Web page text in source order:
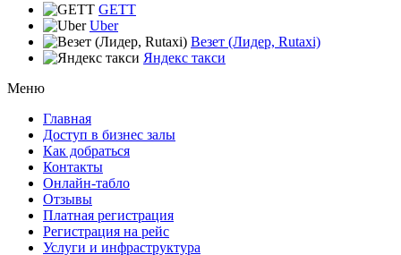
GETT
Uber
Везет (Лидер, Rutaxi)
Яндекс такси
Меню
Главная
Доступ в бизнес залы
Как добраться
Контакты
Онлайн-табло
Отзывы
Платная регистрация
Регистрация на рейс
Услуги и инфраструктура